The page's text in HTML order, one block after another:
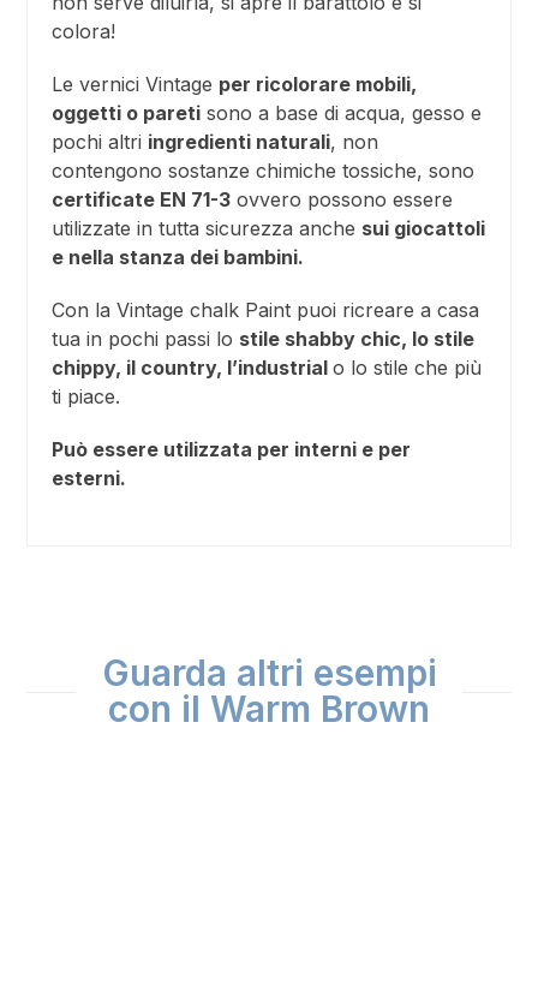
colora!
Le vernici Vintage per ricolorare mobili,
oggetti o pareti sono a base di acqua, gesso e
pochi altri ingredienti naturali, non
contengono sostanze chimiche tossiche, sono
certificate EN 71-3 ovvero possono essere
utilizzate in tutta sicurezza anche sui giocattoli
e nella stanza dei bambini.
Con la Vintage chalk Paint puoi ricreare a casa
tua in pochi passi lo stile shabby chic, lo stile
chippy, il country, l’industrialo lo stile che più
ti piace.
Può essere utilizzata per interni e per
esterni.
Guarda altri esempi
con il Warm Brown